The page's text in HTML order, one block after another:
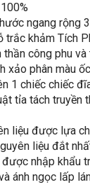
ngang rộng
trắc khảm Tích
thần công phu
xảo phân màu
1 chiếc chiếc
tỉa tách truyền
liệu được lựa
liệu đắt
được nhập khẩu
ánh ngọc lấp